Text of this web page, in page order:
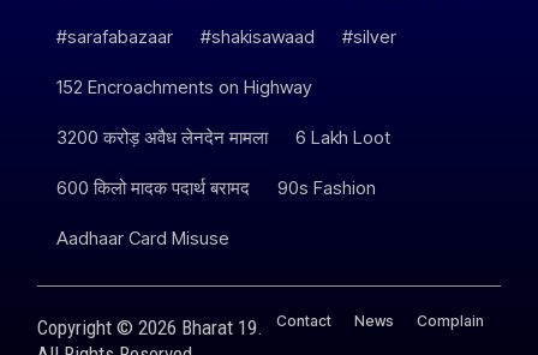
#sarafabazaar #shakisawaad #silver
152 Encroachments on Highway
3200 करोड़ अवैध लेनदेन मामला 6 Lakh Loot
600 किलो मादक पदार्थ बरामद 90s Fashion
Aadhaar Card Misuse
Copyright © 2026 Bharat 19.
Contact News Complain